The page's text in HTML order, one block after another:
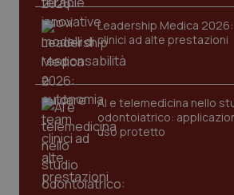
Leadership Medica
clinici ad alte prestazioni
AI e telemedicina nello
odontoiatrico:
uso protetto